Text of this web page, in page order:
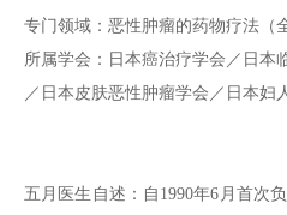
专门领域：恶性肿瘤的药物疗法（
所属学会：日本癌治疗学会／日本
／日本皮肤恶性肿瘤学会／日本妇
五月医生自述：自1990年6月首次